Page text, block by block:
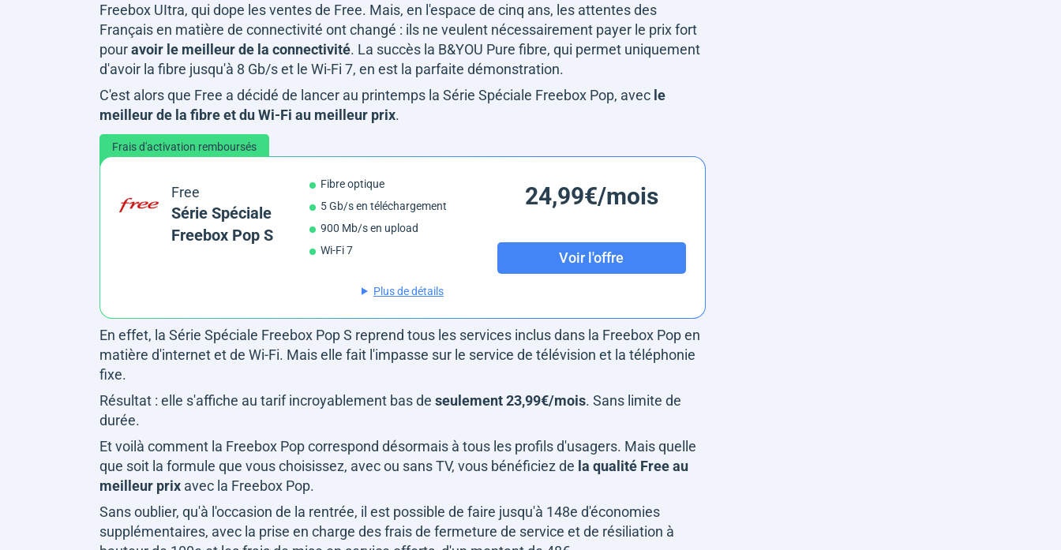
Freebox UItra, qui dope les ventes de Free. Mais, en l'espace de cinq ans, les attentes des
Français en matière de connectivité ont changé : ils ne veulent nécessairement payer le prix fort
pouravoir le meilleur de la connectivité. La succès la B&YOU Pure fibre, qui permet uniquement
d'avoir la fibre jusqu'à 8 Gb/s et le Wi-Fi 7, en est la parfaite démonstration.
C'est alors que Free a décidé de lancer au printemps la Série Spéciale Freebox Pop, avec le
meilleur de la fibre et du Wi-Fi au meilleur prix.
Frais d'activation remboursés
Free
Série Spéciale
Freebox Pop S
Fibre optique
5 Gb/s en téléchargement
900 Mb/s en upload
Wi-Fi 7
24,99€/mois
Voir l'offre
Plus de détails
En effet, la Série Spéciale Freebox Pop S reprend tous les services inclus dans la Freebox Pop en
matière d'internet et de Wi-Fi. Mais elle fait l'impasse sur le service de télévision et la téléphonie
fixe.
Résultat : elle s'affiche au tarif incroyablement bas de seulement 23,99€/mois. Sans limite de
durée.
Et voilà comment la Freebox Pop correspond désormais à tous les profils d'usagers. Mais quelle
que soit la formule que vous choisissez, avec ou sans TV, vous bénéficiez de la qualité Free au
meilleur prix avec la Freebox Pop.
Sans oublier, qu'à l'occasion de la rentrée, il est possible de faire jusqu'à 148e d'économies
supplémentaires, avec la prise en charge des frais de fermeture de service et de résiliation à